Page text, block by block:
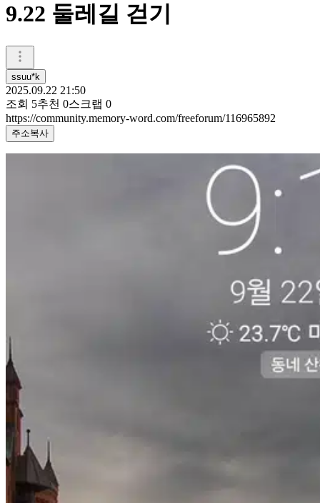
9.22 둘레길 걷기
ssuu*k
2025.09.22 21:50
조회 5추천 0스크랩 0
https://community.memory-word.com/freeforum/116965892
주소복사